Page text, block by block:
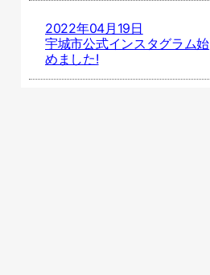
2022年04月19日
宇城市公式インスタグラム始
めました!